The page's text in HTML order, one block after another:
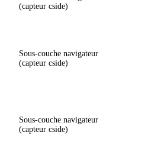
(capteur cside)
Sous-couche navigateur
(capteur cside)
Sous-couche navigateur
(capteur cside)